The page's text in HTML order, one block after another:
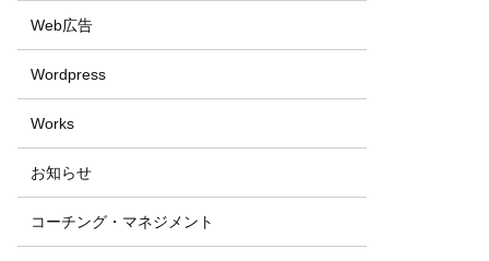
Web広告
Wordpress
Works
お知らせ
コーチング・マネジメント